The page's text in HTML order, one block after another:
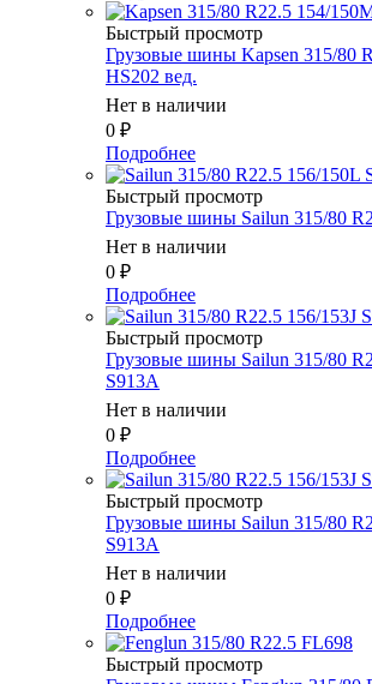
Быстрый просмотр
Грузовые шины Kapsen 315/80
HS202 вед.
Нет в наличии
0 ₽
Подробнее
Быстрый просмотр
Грузовые шины Sailun 315/80
Нет в наличии
0 ₽
Подробнее
Быстрый просмотр
Грузовые шины Sailun 315/80
S913A
Нет в наличии
0 ₽
Подробнее
Быстрый просмотр
Грузовые шины Sailun 315/80
S913A
Нет в наличии
0 ₽
Подробнее
Быстрый просмотр